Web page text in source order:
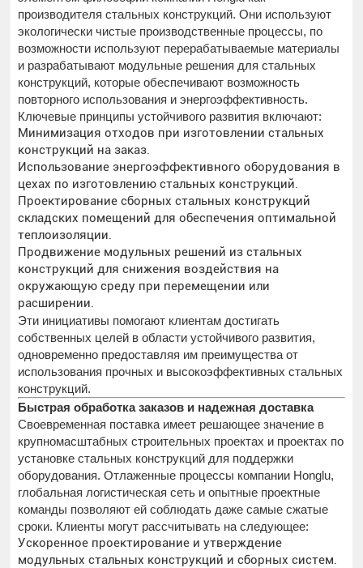
производителя стальных конструкций. Они используют
экологически чистые производственные процессы, по
возможности используют перерабатываемые материалы
и разрабатывают модульные решения для стальных
конструкций, которые обеспечивают возможность
повторного использования и энергоэффективность.
Ключевые принципы устойчивого развития включают:
Минимизация отходов при изготовлении стальных
конструкций на заказ.
Использование энергоэффективного оборудования в
цехах по изготовлению стальных конструкций.
Проектирование сборных стальных конструкций
складских помещений для обеспечения оптимальной
теплоизоляции.
Продвижение модульных решений из стальных
конструкций для снижения воздействия на
окружающую среду при перемещении или
расширении.
Эти инициативы помогают клиентам достигать
собственных целей в области устойчивого развития,
одновременно предоставляя им преимущества от
использования прочных и высокоэффективных стальных
конструкций.
Быстрая обработка заказов и надежная доставка
Своевременная поставка имеет решающее значение в
крупномасштабных строительных проектах и проектах по
установке стальных конструкций для поддержки
оборудования. Отлаженные процессы компании Honglu,
глобальная логистическая сеть и опытные проектные
команды позволяют ей соблюдать даже самые сжатые
сроки. Клиенты могут рассчитывать на следующее:
Ускоренное проектирование и утверждение
модульных стальных конструкций и сборных систем.